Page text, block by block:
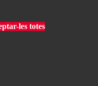
les totes